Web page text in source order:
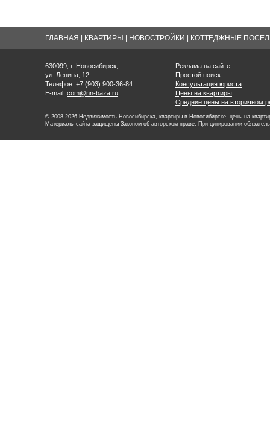
ГЛАВНАЯ КВАРТИРЫ НОВОСТРОЙКИ КОТТЕДЖНЫЕ
630099, г. Новосибирск,
ул. Ленина, 12
Телефон: +7 (903) 900-36-84
E-mail: com@nn-baza.ru
Реклама на сайте
Простой поиск
Консультация юриста
Цены на квартиры
Средние цены на вторичном
© 2008-2026 Недвижимость Новосибирска, квартиры в Новосибирске, цены на
Материалы сайта защищены Законом об авторском праве. При цитировании